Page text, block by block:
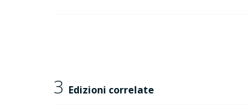
3 Edizioni correlate